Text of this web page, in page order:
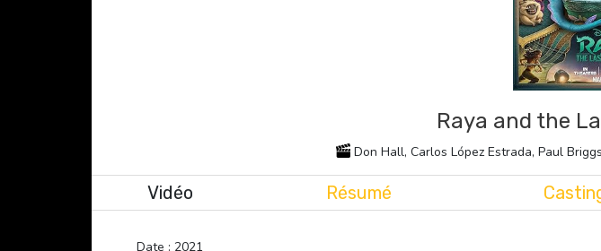
Raya and the
Don Hall, Carlos López Estrada, Paul Briggs
Vidéo Résumé
Date : 2021